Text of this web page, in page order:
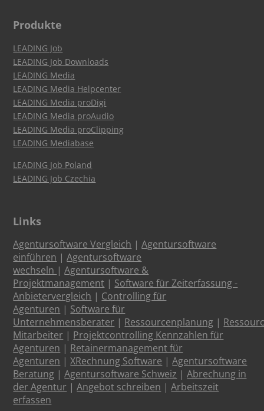
Produkte
LEADING Job
LEADING Job Downloads
LEADING Media
LEADING Media Helpcenter
LEADING Media proDigi
LEADING Media proAudio
LEADING Media proClipping
LEADING Mediabase
LEADING Job Poland
LEADING Job Czechia
Links
Agentursoftware Vergleich |Agentursoftware
einführen |Agentursoftware
wechseln |Agentursoftware &
Projektmanagement | Software für Zeiterfassung -
Anbietervergleich | Controlling für
Agenturen | Software für
Unternehmensberater | Ressourcenplanung |
Mitarbeiter | Projektcontrolling Kennzahlen für
Agenturen | Retainermanagement für
Agenturen |XRechnung Software |Agentursoftware
Beratung |Agentursoftware Schweiz |Abrechung in
der Agentur |Angebot schreiben |Arbeitszeit
erfassen